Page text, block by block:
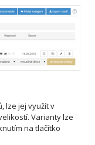
lze jej využít v
Varianty lze
na tlačítko